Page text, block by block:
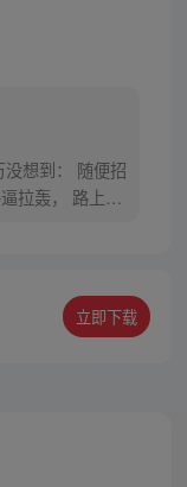
想到： 随便招
拉轰， 路上闭
啊
立即下载